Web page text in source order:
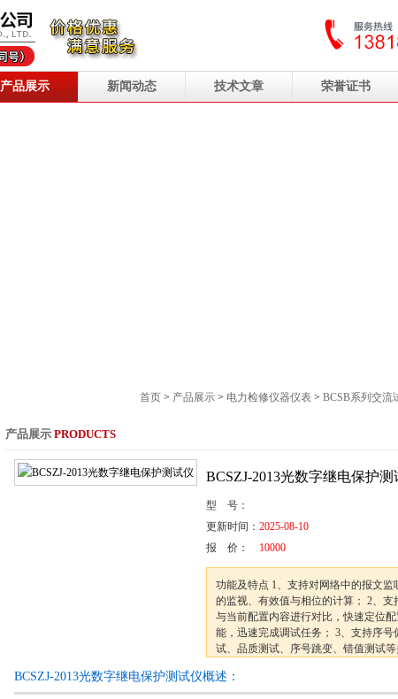
产品展示 新闻动态 技术文章 荣誉证书
首页 > 产品展示 > 电力检修仪器仪表 > BCSB系列交流
产品展示 PRODUCTS
BCSZJ-2013光数字继电保护测
型 号：
更新时间： 2025-08-10
报 价：
10000
功能及特点 1、支持对网络中的报文
的监视、有效值与相位的计算； 2、支
与当前配置内容进行对比，快速定位
能，迅速完成调试任务； 3、支持序号
试、品质测试、序号跳变、错值测试等
试。
BCSZJ-2013光数字继电保护测试仪概述：